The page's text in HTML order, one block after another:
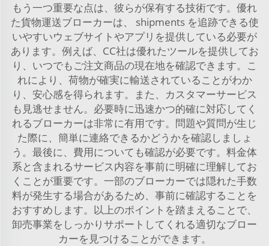
もう一つ重要な点は、彼らが保有する技術です。優れ
た貨物運送ブローカーは、 shipments を追跡できる使
いやすいウェブサイトやアプリを提供している必要が
あります。例えば、CC社は優れたツールを提供してお
り、いつでもご注文商品の現在地を確認できます。こ
れにより、荷物が確実に輸送されていることがわか
り、安心感を得られます。また、カスタマーサービス
も見逃せません。必要時に迅速かつ的確に対応してく
れるブローカーは非常に有用です。問題や質問が生じ
た際に、簡単に連絡できるかどうかを確認しましょ
う。最後に、費用についても確認が必要です。料金体
系と含まれるサービス内容を事前に明確に理解してお
くことが重要です。一部のブローカーでは隠れた手数
料が発生する場合があるため、事前に確認することを
おすすめします。以上のポイントを踏まえることで、
卸売事業をしっかりサポートしてくれる適切なブロー
カーを見つけることができます。